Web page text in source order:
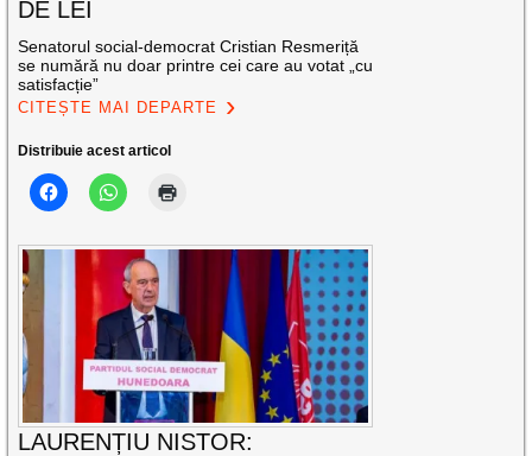
DE LEI
Senatorul social-democrat Cristian Resmeriță
se numără nu doar printre cei care au votat „cu
satisfacție”
CITEȘTE MAI DEPARTE
Distribuie acest articol
LAURENȚIU NISTOR: